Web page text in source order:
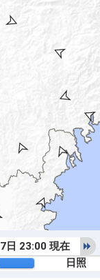
7日 23:00 現在
日照